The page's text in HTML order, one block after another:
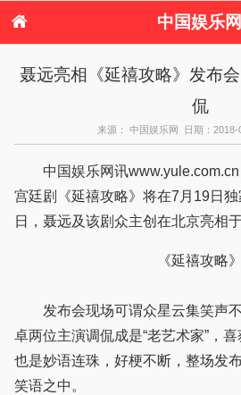
中国娱乐网
港台娱乐
日本娱乐 韩
港台明星八卦
日本韩国明星
欧美
聂远亮相《延禧攻略》发布
侃
来源： 中国娱乐网 日期：2018-
中国娱乐网讯www.yule.com.cn
宫廷剧《延禧攻略》将在7月19日
日，聂远及该剧众主创在北京亮相
《延禧攻略》
发布会现场可谓众星云集笑声不
卓两位主演调侃成是“老艺术家”，
也是妙语连珠，好梗不断，整场发
笑语之中。